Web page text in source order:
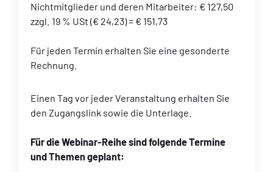
Nichtmitglieder und deren Mitarbeiter: € 127,50
zzgl. 19 % USt (€ 24,23) = € 151,73
Für jeden Termin erhalten Sie eine gesonderte
Rechnung.
Einen Tag vor jeder Veranstaltung erhalten Sie
den Zugangslink sowie die Unterlage.
Für die Webinar-Reihe sind folgende Termine
und Themen geplant: